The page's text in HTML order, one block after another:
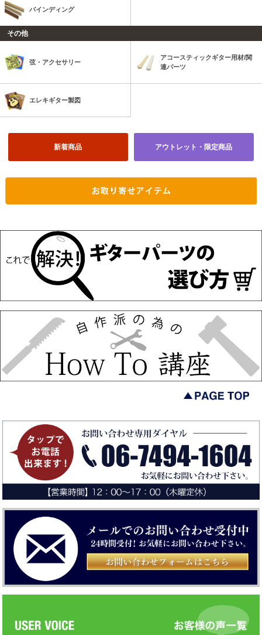
バインディング
その他
弦・アクセサリー
アコースティックギター用材/関
連パーツ
エレキギター製図
新着商品 アウトレット・限定商品